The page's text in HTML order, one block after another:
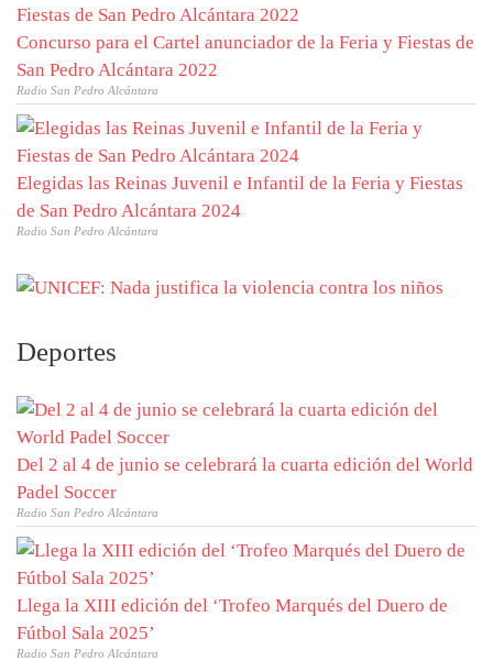
Concurso para el Cartel anunciador de la Feria y Fiestas de
San Pedro Alcántara 2022
Radio San Pedro Alcántara
Elegidas las Reinas Juvenil e Infantil de la Feria y Fiestas
de San Pedro Alcántara 2024
Radio San Pedro Alcántara
Deportes
Del 2 al 4 de junio se celebrará la cuarta edición del World
Padel Soccer
Radio San Pedro Alcántara
Llega la XIII edición del ‘Trofeo Marqués del Duero de
Fútbol Sala 2025’
Radio San Pedro Alcántara